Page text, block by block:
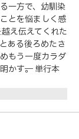
一方で、幼馴染
とを悩ましく感
え伝えてくれた
ある後ろめたさ
もう一度カラダ
す──。 単行本